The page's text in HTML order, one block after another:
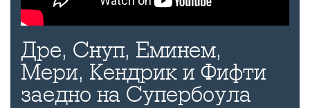
Дре, Снуп, Еминем,
Мери, Кендрик и Фифти
заедно на Супербоула